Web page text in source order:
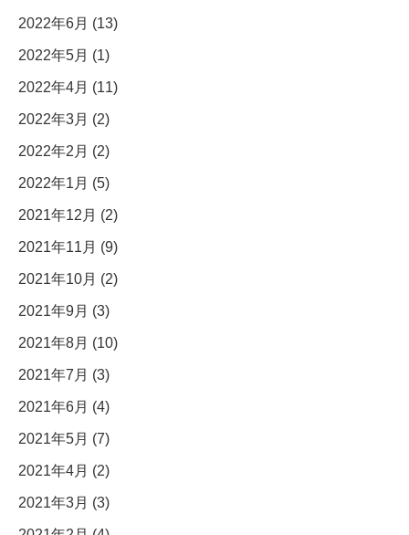
2022年6月 (13)
2022年5月 (1)
2022年4月 (11)
2022年3月 (2)
2022年2月 (2)
2022年1月 (5)
2021年12月 (2)
2021年11月 (9)
2021年10月 (2)
2021年9月 (3)
2021年8月 (10)
2021年7月 (3)
2021年6月 (4)
2021年5月 (7)
2021年4月 (2)
2021年3月 (3)